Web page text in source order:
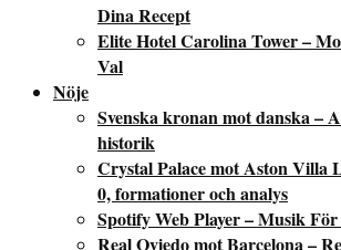
Dina Recept
Elite Hotel Carolina Tower –
Val
Nöje
Svenska kronan mot danska –
historik
Crystal Palace mot Aston Villa
0, formationer och analys
Spotify Web Player – Musik
Real Oviedo mot Barcelona –